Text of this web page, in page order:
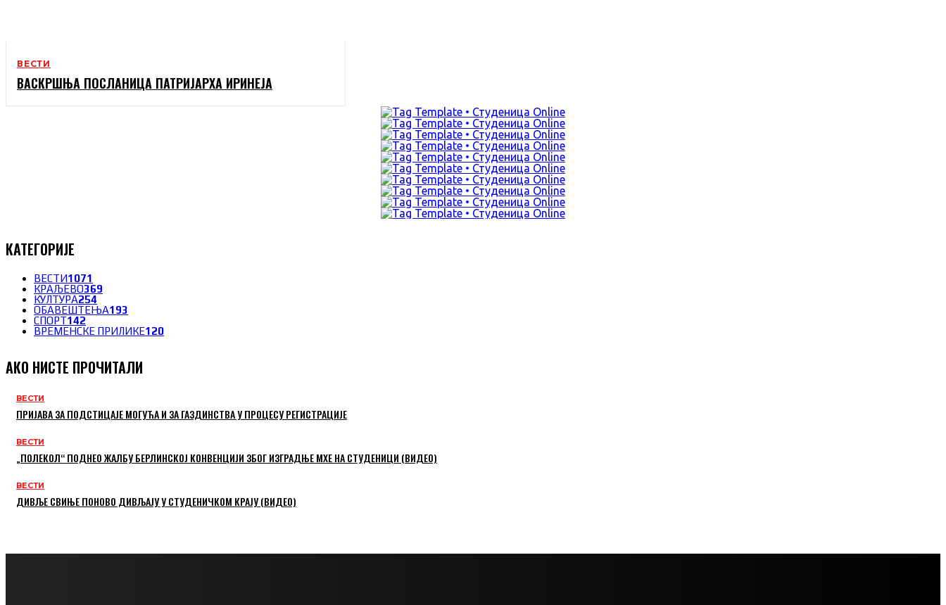
ВЕСТИ
ВАСКРШЊА ПОСЛАНИЦА ПАТРИЈАРХА ИРИНЕЈА
КАТЕГОРИЈЕ
ВЕСТИ1071
КРАЉЕВО369
КУЛТУРА254
ОБАВЕШТЕЊА193
СПОРТ142
ВРЕМЕНСКЕ ПРИЛИКЕ120
АКО НИСТЕ ПРОЧИТАЛИ
ВЕСТИ
ПРИЈАВА ЗА ПОДСТИЦАЈЕ МОГУЋА И ЗА ГАЗДИНСТВА У ПРОЦЕСУ РЕГИСТРАЦИЈЕ
ВЕСТИ
„ПОЛЕКОЛ“ ПОДНЕО ЖАЛБУ БЕРЛИНСКОЈ КОНВЕНЦИЈИ ЗБОГ ИЗГРАДЊЕ МХЕ НА СТУДЕНИЦИ (ВИДЕО)
ВЕСТИ
ДИВЉЕ СВИЊЕ ПОНОВО ДИВЉАЈУ У СТУДЕНИЧКОМ КРАЈУ (ВИДЕО)